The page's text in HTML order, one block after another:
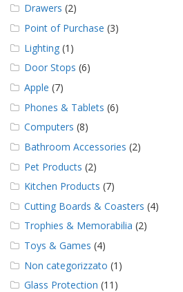
t
t
a
c
Drawers (2)
Point of Purchase (3)
Lighting (1)
Door Stops (6)
Apple (7)
Phones & Tablets (6)
Computers (8)
Bathroom Accessories (2)
Pet Products (2)
Kitchen Products (7)
Cutting Boards & Coasters (4)
Trophies & Memorabilia (2)
Toys & Games (4)
Non categorizzato (1)
Glass Protection (11)